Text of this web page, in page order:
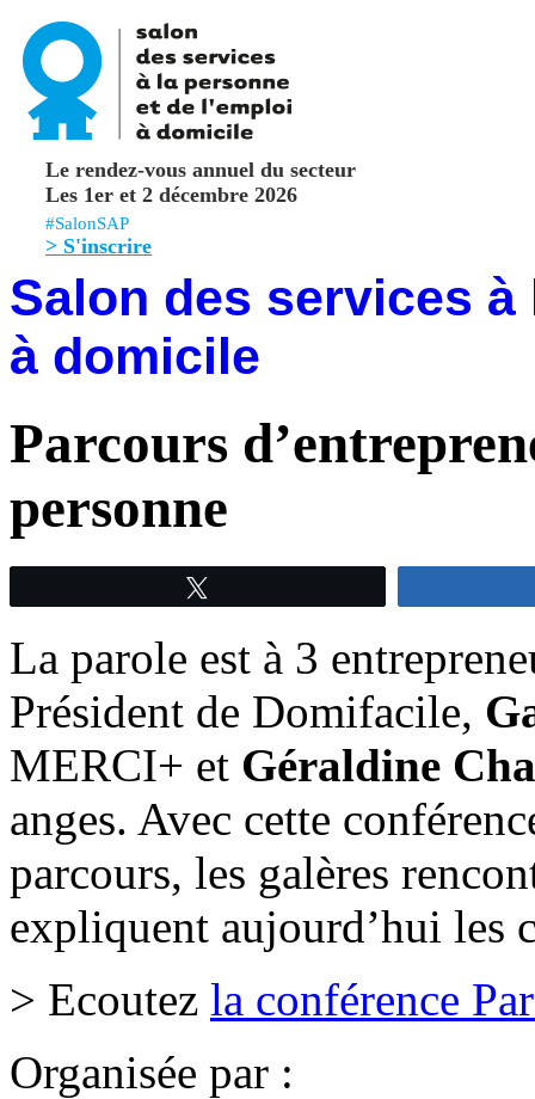
Le rendez-vous annuel du secteur
Les 1er et 2 décembre 2026
#SalonSAP
> S'inscrire
Salon des services
à domicile
Parcours
personne
La parole est à 3
Président de Domifacile,
MERCI+ et Géraldine
anges. Avec cette
parcours, les galères
expliquent aujourd’hui les
> Ecoutez la conférence
Organisée par :